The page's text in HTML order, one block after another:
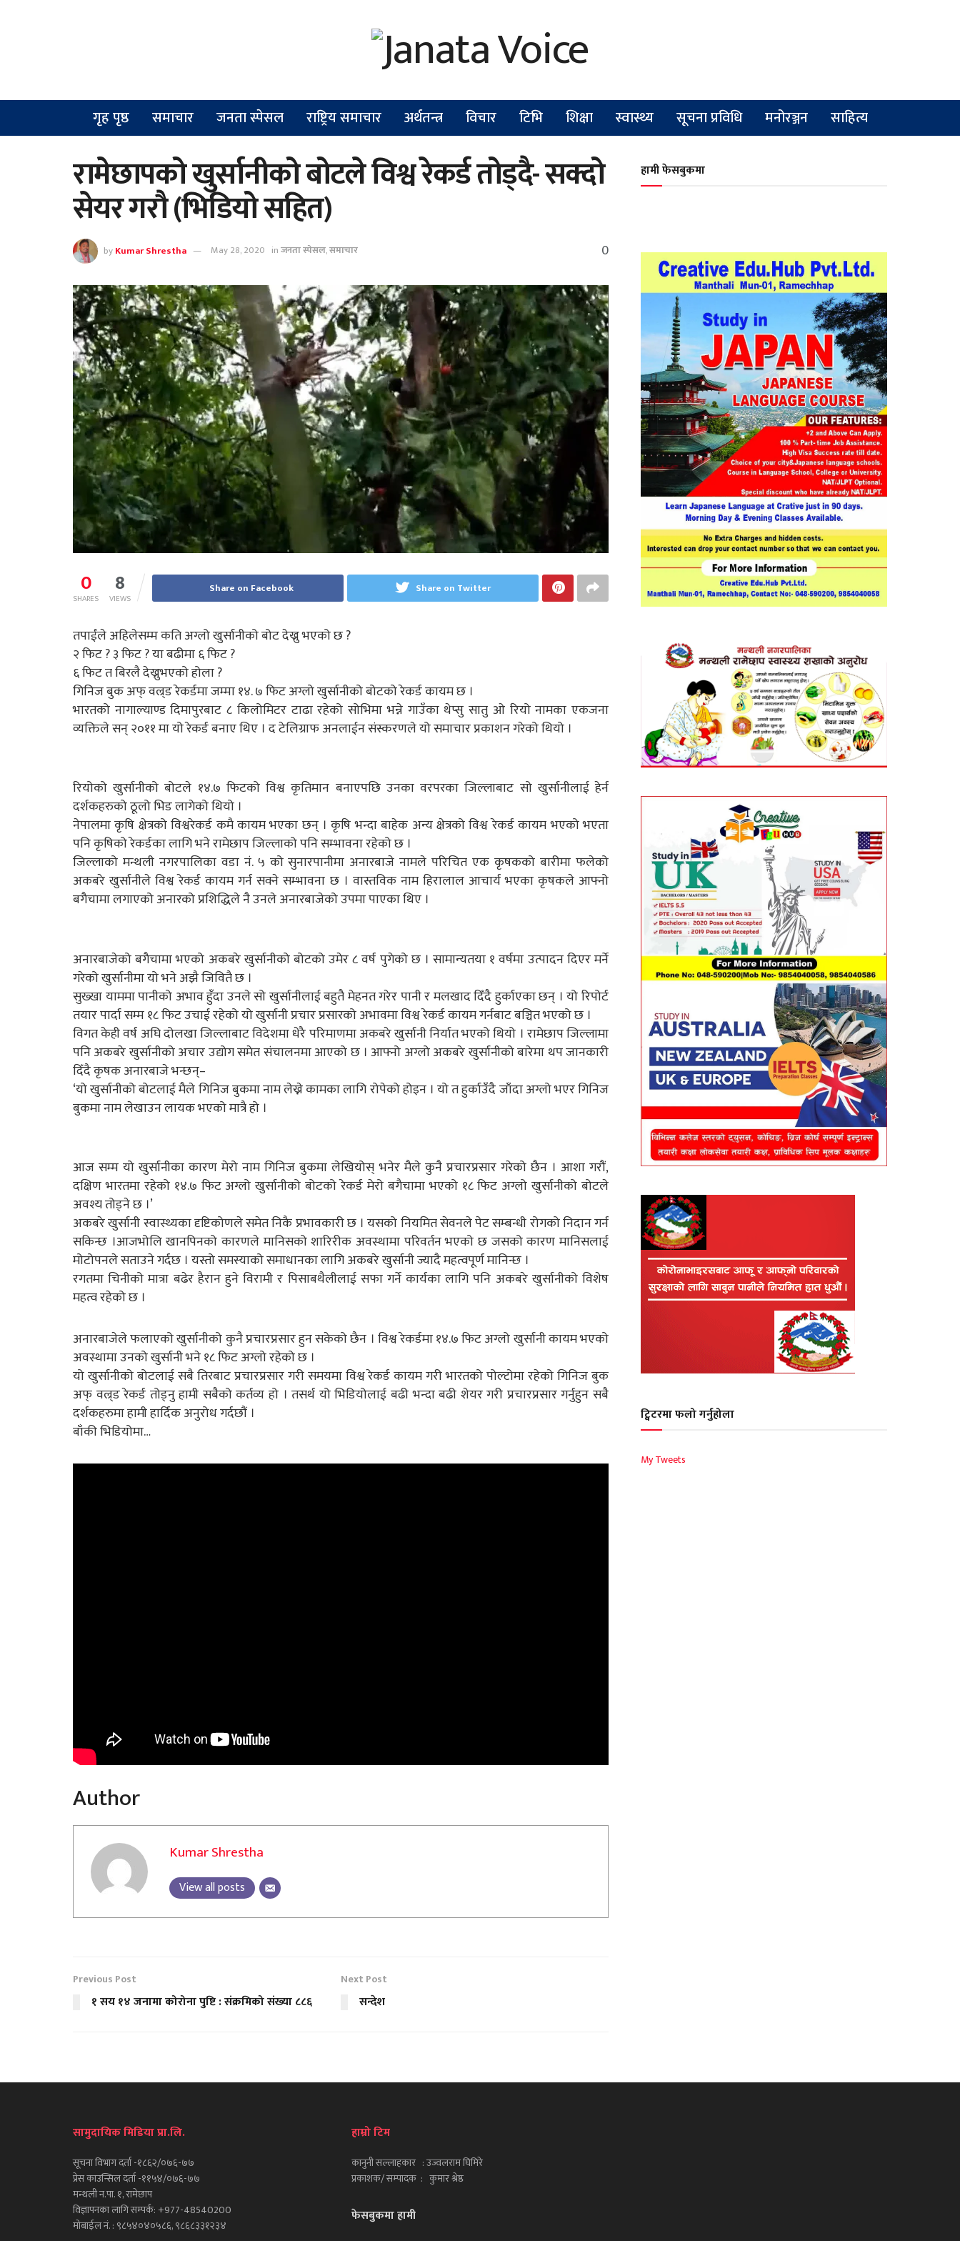
गृह पृष्ठ समाचार जनता स्पेसल राष्ट्रिय समाचार अर्थतन्त्र विचार टिभि शिक्षा स्वास्थ्य सूचना प्रविधि मनोरञ्जन साहित्य
रामेछापको खुर्सानीको बोटले विश्व रेकर्ड तोड्दै- सक्दो
सेयर गरौ (भिडियो सहित)
byKumar Shrestha May 28, 2020 inजनता स्पेसल,समाचार 0
0
SHARES 8
VIEWS
Share on Facebook Share on Twitter
तपाईंले अहिलेसम्म कति अग्लो खुर्सानीको बोट देख्नु भएको छ ?
२ फिट ? ३ फिट ? या बढीमा ६ फिट ?
६ फिट त बिरलै देख्नुभएको होला ?
गिनिज बुक अफ् वल्र्ड रेकर्डमा जम्मा १४. ७ फिट अग्लो खुर्सानीको बोटको रेकर्ड कायम छ ।
भारतको नागाल्याण्ड दिमापुरबाट ८ किलोमिटर टाढा रहेको सोभिमा भन्ने गाउँका थेप्सु सातु ओ रियो नामका एकजना
व्यक्तिले सन् २०११ मा यो रेकर्ड बनाए थिए । द टेलिग्राफ अनलाईन संस्करणले यो समाचार प्रकाशन गरेको थियो ।
रियोको खुर्सानीको बोटले १४.७ फिटको विश्व कृतिमान बनाएपछि उनका वरपरका जिल्लाबाट सो खुर्सानीलाई हेर्न
दर्शकहरुको ठूलो भिड लागेको थियो ।
नेपालमा कृषि क्षेत्रको विश्वरेकर्ड कमै कायम भएका छन् । कृषि भन्दा बाहेक अन्य क्षेत्रको विश्व रेकर्ड कायम भएको भएता
पनि कृषिको रेकर्डका लागि भने रामेछाप जिल्लाको पनि सम्भावना रहेको छ ।
जिल्लाको मन्थली नगरपालिका वडा नं. ५ को सुनारपानीमा अनारबाजे नामले परिचित एक कृषकको बारीमा फलेको
अकबरे खुर्सानीले विश्व रेकर्ड कायम गर्न सक्ने सम्भावना छ । वास्तविक नाम हिरालाल आचार्य भएका कृषकले आफ्नो
बगैचामा लगाएको अनारको प्रशिद्धिले नै उनले अनारबाजेको उपमा पाएका थिए ।
अनारबाजेको बगैचामा भएको अकबरे खुर्सानीको बोटको उमेर ८ वर्ष पुगेको छ । सामान्यतया १ वर्षमा उत्पादन दिएर मर्ने
गरेको खुर्सानीमा यो भने अझै जिवितै छ ।
सुख्खा याममा पानीको अभाव हुँदा उनले सो खुर्सानीलाई बहुतै मेहनत गरेर पानी र मलखाद दिँदै हुर्काएका छन् । यो रिपोर्ट
तयार पार्दा सम्म १८ फिट उचाई रहेको यो खुर्सानी प्रचार प्रसारको अभावमा विश्व रेकर्ड कायम गर्नबाट बञ्चित भएको छ ।
विगत केही वर्ष अघि दोलखा जिल्लाबाट विदेशमा धेरै परिमाणमा अकबरे खुर्सानी निर्यात भएको थियो । रामेछाप जिल्लामा
पनि अकबरे खुर्सानीको अचार उद्योग समेत संचालनमा आएको छ । आफ्नो अग्लो अकबरे खुर्सानीको बारेमा थप जानकारी
दिँदै कृषक अनारबाजे भन्छन्–
‘यो खुर्सानीको बोटलाई मैले गिनिज बुकमा नाम लेख्ने कामका लागि रोपेको होइन । यो त हुर्काउँदै जाँदा अग्लो भएर गिनिज
बुकमा नाम लेखाउन लायक भएको मात्रै हो ।
आज सम्म यो खुर्सानीका कारण मेरो नाम गिनिज बुकमा लेखियोस् भनेर मैले कुनै प्रचारप्रसार गरेको छैन । आशा गरौं,
दक्षिण भारतमा रहेको १४.७ फिट अग्लो खुर्सानीको बोटको रेकर्ड मेरो बगैचामा भएको १८ फिट अग्लो खुर्सानीको बोटले
अवश्य तोड्ने छ ।’
अकबरे खुर्सानी स्वास्थ्यका दृष्टिकोणले समेत निकै प्रभावकारी छ । यसको नियमित सेवनले पेट सम्बन्धी रोगको निदान गर्न
सकिन्छ ।आजभोलि खानपिनको कारणले मानिसको शारिरीक अवस्थामा परिवर्तन भएको छ जसको कारण मानिसलाई
मोटोपनले सताउने गर्दछ । यस्तो समस्याको समाधानका लागि अकबरे खुर्सानी ज्यादै महत्वपूर्ण मानिन्छ ।
रगतमा चिनीको मात्रा बढेर हैरान हुने विरामी र पिसाबथैलीलाई सफा गर्ने कार्यका लागि पनि अकबरे खुर्सानीको विशेष
महत्व रहेको छ ।
अनारबाजेले फलाएको खुर्सानीको कुनै प्रचारप्रसार हुन सकेको छैन । विश्व रेकर्डमा १४.७ फिट अग्लो खुर्सानी कायम भएको
अवस्थामा उनको खुर्सानी भने १८ फिट अग्लो रहेको छ ।
यो खुर्सानीको बोटलाई सबै तिरबाट प्रचारप्रसार गरी समयमा विश्व रेकर्ड कायम गरी भारतको पोल्टोमा रहेको गिनिज बुक
अफ् वल्र्ड रेकर्ड तोड्नु हामी सबैको कर्तव्य हो । तसर्थ यो भिडियोलाई बढी भन्दा बढी शेयर गरी प्रचारप्रसार गर्नुहुन सबै
दर्शकहरुमा हामी हार्दिक अनुरोध गर्दछौं ।
बाँकी भिडियोमा…
Author
Kumar Shrestha
View all posts
Previous Post
१ सय १४ जनामा कोरोना पुष्टि : संक्रमिको संख्या ८८६
Next Post
सन्देश
हामी फेसबुकमा
ट्विटरमा फलो गर्नुहोला
My Tweets
सामुदायिक मिडिया प्रा.लि.
सूचना विभाग दर्ता -१८६२/०७६-७७
प्रेस काउन्सिल दर्ता -११५४/०७६-७७
मन्थली न.पा. १, रामेछाप
विज्ञापनका लागि सम्पर्क: +977-48540200
मोबाईल नं. : ९८५४०४०५८६, ९८६८३३१२३४
हाम्रो टिम
कानुनी सल्लाहकार : उज्वलराम घिमिरे
प्रकाशक/ सम्पादक : कुमार श्रेष्ठ
फेसबुकमा हामी